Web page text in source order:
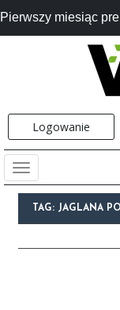
Pierwszy miesiąc
Logowanie
TAG: JAGLANA